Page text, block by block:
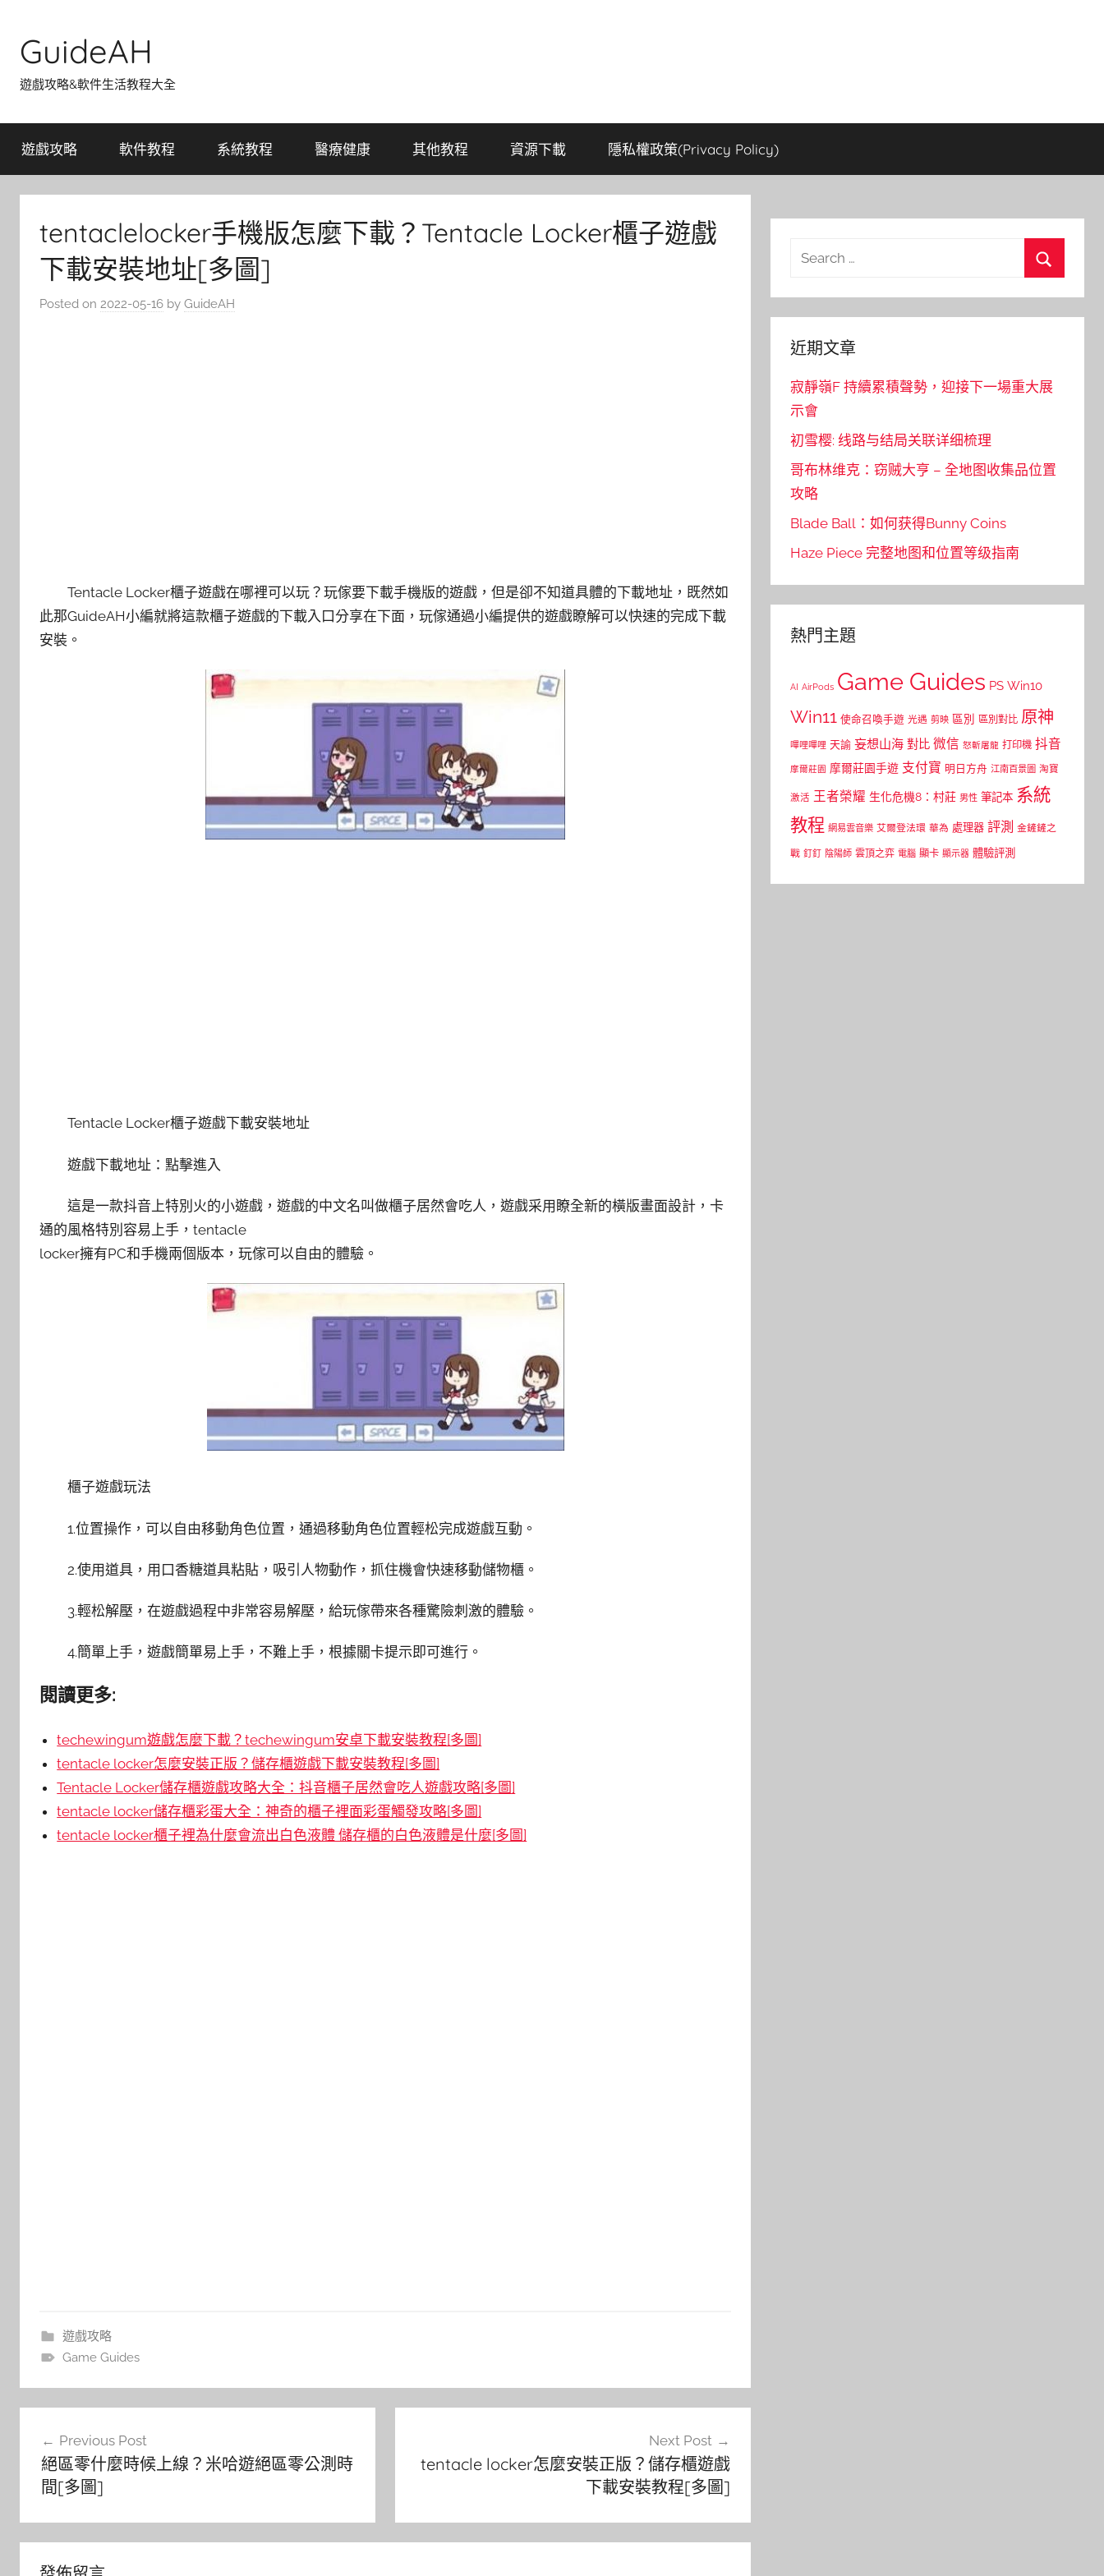
content
GuideAH
遊戲攻略&軟件生活教程大全
遊戲攻略 軟件教程 系統教程 醫療健康 其他教程 資源下載 隱私權政策(Privacy Policy)
tentaclelocker手機版怎麼下載？Tentacle Locker櫃子遊戲
下載安裝地址[多圖]
Posted on 2022-05-16 by GuideAH
Tentacle Locker櫃子遊戲在哪裡可以玩？玩傢要下載手機版的遊戲，但是卻不知道具體的下載地址，既然如
此那GuideAH小編就將這款櫃子遊戲的下載入口分享在下面，玩傢通過小編提供的遊戲瞭解可以快速的完成下載
安裝。
Tentacle Locker櫃子遊戲下載安裝地址
遊戲下載地址：點擊進入
這是一款抖音上特別火的小遊戲，遊戲的中文名叫做櫃子居然會吃人，遊戲采用瞭全新的橫版畫面設計，卡
通的風格特別容易上手，tentacle
locker擁有PC和手機兩個版本，玩傢可以自由的體驗。
櫃子遊戲玩法
1.位置操作，可以自由移動角色位置，通過移動角色位置輕松完成遊戲互動。
2.使用道具，用口香糖道具粘貼，吸引人物動作，抓住機會快速移動儲物櫃。
3.輕松解壓，在遊戲過程中非常容易解壓，給玩傢帶來各種驚險刺激的體驗。
4.簡單上手，遊戲簡單易上手，不難上手，根據關卡提示即可進行。
閱讀更多:
techewingum遊戲怎麼下載？techewingum安卓下載安裝教程[多圖]
tentacle locker怎麼安裝正版？儲存櫃遊戲下載安裝教程[多圖]
Tentacle Locker儲存櫃遊戲攻略大全：抖音櫃子居然會吃人遊戲攻略[多圖]
tentacle locker儲存櫃彩蛋大全：神奇的櫃子裡面彩蛋觸發攻略[多圖]
tentacle locker櫃子裡為什麼會流出白色液體 儲存櫃的白色液體是什麼[多圖]
遊戲攻略
Game Guides
Previous Post
絕區零什麼時候上線？米哈遊絕區零公測時
間[多圖]
Next Post
tentacle locker怎麼安裝正版？儲存櫃遊戲
下載安裝教程[多圖]
Search
近期文章
寂靜嶺F 持續累積聲勢，迎接下一場重大展
示會
初雪樱: 线路与结局关联详细梳理
哥布林维克：窃贼大亨 – 全地图收集品位置
攻略
Blade Ball：如何获得Bunny Coins
Haze Piece 完整地图和位置等级指南
熱門主題
AI AirPods Game Guides PS Win10
Win11 使命召喚手遊 光遇 剪映 區別 區別對比 原神
嗶哩嗶哩 天諭 妄想山海 對比 微信 怒斬屠龍 打印機 抖音
摩爾莊園 摩爾莊園手遊 支付寶 明日方舟 江南百景圖 淘寶
激活 王者榮耀 生化危機8：村莊 男性 筆記本 系統
教程 網易雲音樂 艾爾登法環 華為 處理器 評測 金鏟鏟之
戰 釘釘 陰陽師 雲頂之弈 電腦 顯卡 顯示器 體驗評測